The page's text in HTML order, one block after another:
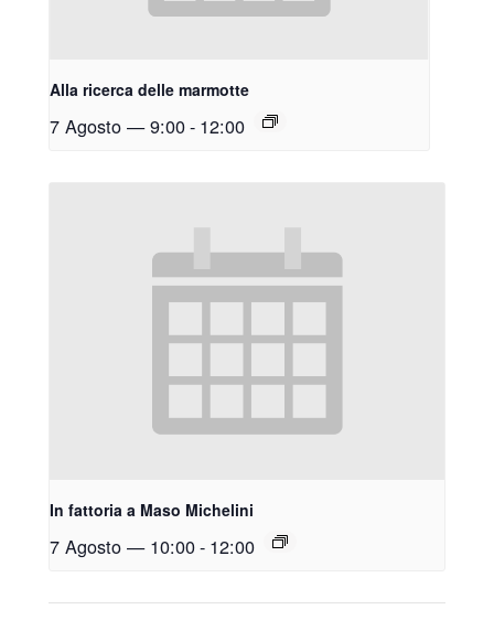
Alla ricerca delle marmotte
7 Agosto — 9:00- 12:00
In fattoria a Maso Michelini
7 Agosto — 10:00- 12:00